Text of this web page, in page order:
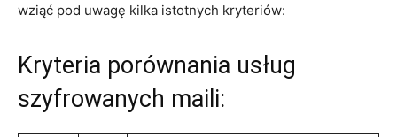
wziąć pod uwagę kilka istotnych kryteriów:
Kryteria porównania usług
szyfrowanych maili: